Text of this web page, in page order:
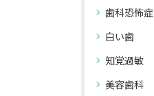
歯科恐怖症
白い歯
知覚過敏
美容歯科